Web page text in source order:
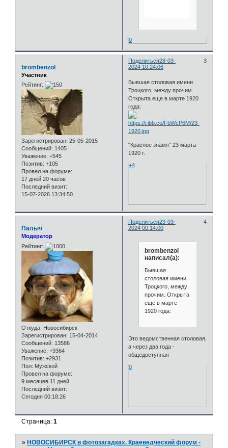
0
Поделиться 3
28-03-
2024 10:24:06
brombenzol
Участник
Рейтинг:
Зарегистрирован: 25-05-2015
Сообщений: 1405
Уважение: +545
Позитив: +105
Провел на форуме:
17 дней 20 часов
Последний визит:
15-07-2026 13:34:50
Бывшая столовая имени
Троцкого, между прочим.
Открыта еще в марте 1920
года:
"Красное знамя" 23 марта
1920 г.
+4
Поделиться 4
29-03-
2024 00:14:00
Палыч
Модератор
Рейтинг:
Откуда: Новосибирск
Зарегистрирован: 15-04-2014
Сообщений: 13586
Уважение: +9364
Позитив: +2931
Пол: Мужской
Провел на форуме:
9 месяцев 11 дней
Последний визит:
Сегодня 00:18:26
brombenzol
написал(а):
Бывшая
столовая имени
Троцкого, между
прочим. Открыта
еще в марте
1920 года:
Это ведомственная столовая,
а через два года -
общедоступная
0
Страница:1
» НОВОСИБИРСК в фотозагадках. Краеведческий форум -